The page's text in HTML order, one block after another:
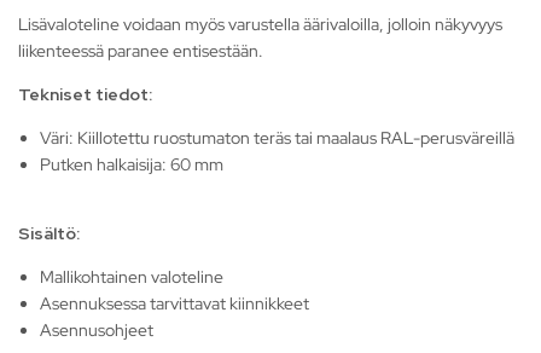
Lisävaloteline voidaan myös varustella äärivaloilla, jolloin näkyvyys
liikenteessä paranee entisestään.
Tekniset tiedot:
Väri: Kiillotettu ruostumaton teräs tai maalaus RAL-perusväreillä
Putken halkaisija: 60 mm
Sisältö:
Mallikohtainen valoteline
Asennuksessa tarvittavat kiinnikkeet
Asennusohjeet